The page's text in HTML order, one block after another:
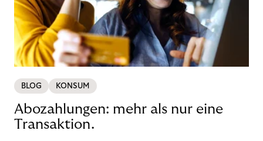
BLOG KONSUM
Abozahlungen: mehr als nur eine
Transaktion.